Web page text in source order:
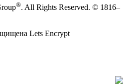
®. All Rights Reserved. © 1816–